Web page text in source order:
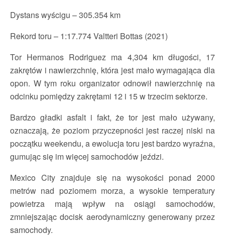
Dystans wyścigu – 305.354 km
Rekord toru – 1:17.774 Valtteri Bottas (2021)
Tor Hermanos Rodriguez ma 4,304 km długości, 17
zakrętów i nawierzchnię, która jest mało wymagająca dla
opon. W tym roku organizator odnowił nawierzchnię na
odcinku pomiędzy zakrętami 12 i 15 w trzecim sektorze.
Bardzo gładki asfalt i fakt, że tor jest mało używany,
oznaczają, że poziom przyczepności jest raczej niski na
początku weekendu, a ewolucja toru jest bardzo wyraźna,
gumując się im więcej samochodów jeździ.
Mexico City znajduje się na wysokości ponad 2000
metrów nad poziomem morza, a wysokie temperatury
powietrza mają wpływ na osiągi samochodów,
zmniejszając docisk aerodynamiczny generowany przez
samochody.